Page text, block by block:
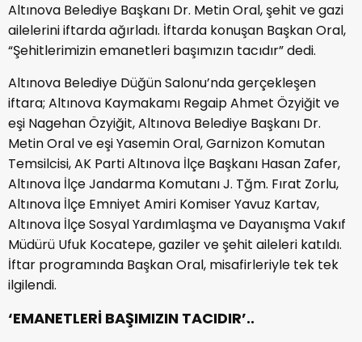
Altınova Belediye Başkanı Dr. Metin Oral, şehit ve gazi
ailelerini iftarda ağırladı. İftarda konuşan Başkan Oral,
“Şehitlerimizin emanetleri başımızın tacıdır” dedi.
Altınova Belediye Düğün Salonu’nda gerçekleşen
iftara; Altınova Kaymakamı Regaip Ahmet Özyiğit ve
eşi Nagehan Özyiğit, Altınova Belediye Başkanı Dr.
Metin Oral ve eşi Yasemin Oral, Garnizon Komutan
Temsilcisi, AK Parti Altınova İlçe Başkanı Hasan Zafer,
Altınova İlçe Jandarma Komutanı J. Tğm. Fırat Zorlu,
Altınova İlçe Emniyet Amiri Komiser Yavuz Kartav,
Altınova İlçe Sosyal Yardımlaşma ve Dayanışma Vakıf
Müdürü Ufuk Kocatepe, gaziler ve şehit aileleri katıldı.
İftar programında Başkan Oral, misafirleriyle tek tek
ilgilendi.
‘EMANETLERİ BAŞIMIZIN TACIDIR’..